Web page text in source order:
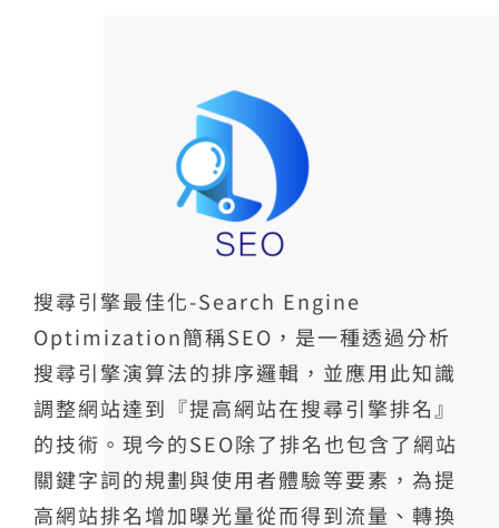
搜尋引擎最佳化-Search Engine
Optimization簡稱SEO，是一種透過分析
搜尋引擎演算法的排序邏輯，並應用此知識
調整網站達到『提高網站在搜尋引擎排名』
的技術。現今的SEO除了排名也包含了網站
關鍵字詞的規劃與使用者體驗等要素，為提
高網站排名增加曝光量從而得到流量、轉換